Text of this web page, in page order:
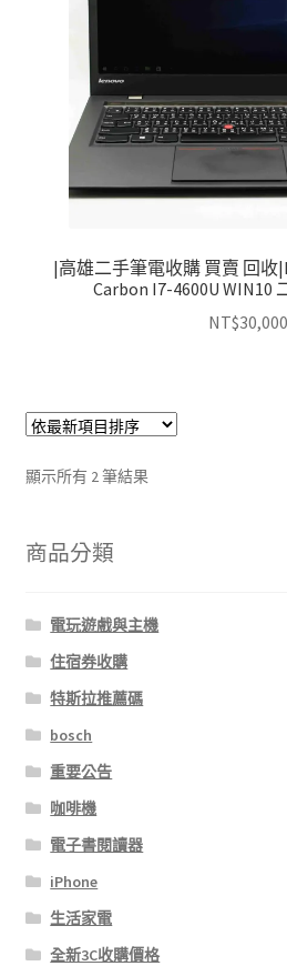
|高雄二手筆電收購 買賣 回收
Carbon I7-4600U WIN10
NT$30,000
顯示所有 2 筆結果依
序
商品分類
電玩遊戲與主機
住宿券收購
特斯拉推薦碼
bosch
重要公告
咖啡機
電子書閱讀器
iPhone
生活家電
全新3C收購價格